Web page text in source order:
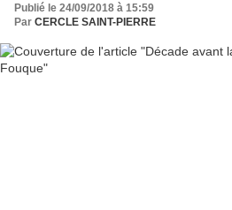
Publié le 24/09/2018 à 15:59
Par CERCLE SAINT-PIERRE